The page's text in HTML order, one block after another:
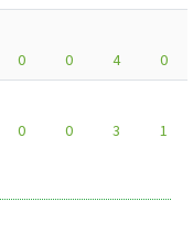
0 0 4
0
0 0 3 1